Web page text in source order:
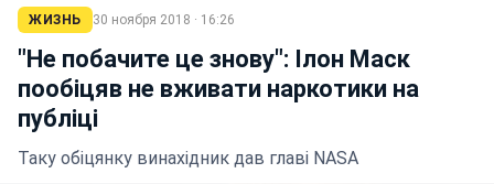
ЖИЗНЬ 30 ноября 2018 · 16:26
"Не побачите це знову": Ілон Маск
пообіцяв не вживати наркотики на
публіці
Таку обіцянку винахідник дав главі NASA